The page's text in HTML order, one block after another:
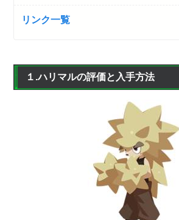
リンク一覧
１.ハリマルの評価と入手方法